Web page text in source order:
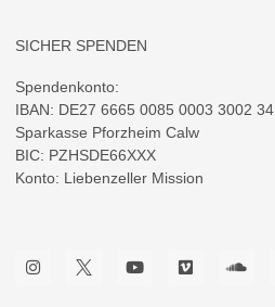
SICHER SPENDEN
Spendenkonto:
IBAN: DE27 6665 0085 0003 3002 34
Sparkasse Pforzheim Calw
BIC: PZHSDE66XXX
Konto: Liebenzeller Mission